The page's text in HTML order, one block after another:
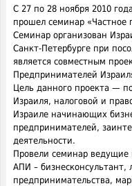
C 27 по 28 ноября 2010
прошел семинар «Частное
Семинар организован
Санкт-Петербурге при
является совместным
Предпринимателей
Цель данного проекта —
Израиля, налоговой и
Израиле начинающих
предпринимателей,
деятельности.
Провели семинар ведущие
АПИ – бизнесконсультант,
предпринимательства,